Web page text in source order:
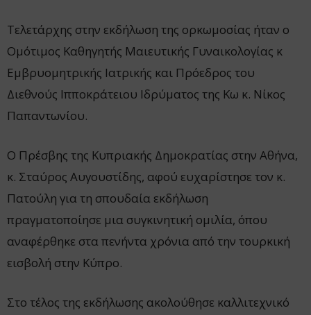
Τελετάρχης στην εκδήλωση της ορκωμοσίας ήταν ο
Ομότιμος Καθηγητής Μαιευτικής Γυναικολογίας κ
Εμβρυομητρικής Ιατρικής και Πρόεδρος του
Διεθνούς Ιπποκράτειου Ιδρύματος της Κω κ. Νίκος
Παπαντωνίου.
Ο Πρέσβης της Κυπριακής Δημοκρατίας στην Αθήνα,
κ. Σταύρος Αυγουστίδης, αφού ευχαρίστησε τον κ.
Πατούλη για τη σπουδαία εκδήλωση
πραγματοποίησε μια συγκινητική ομιλία, όπου
αναφέρθηκε στα πενήντα χρόνια από την τουρκική
εισβολή στην Κύπρο.
Στο τέλος της εκδήλωσης ακολούθησε καλλιτεχνικό